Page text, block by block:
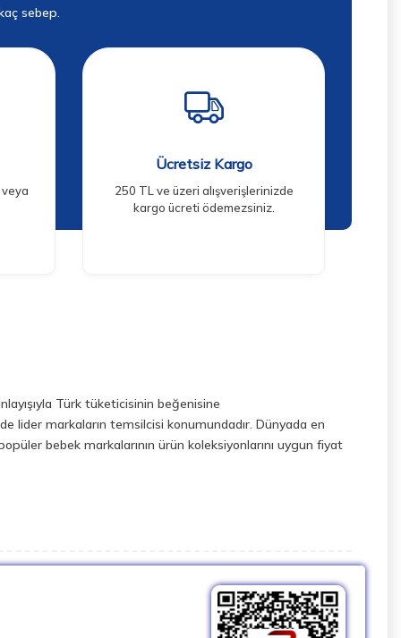
sebep.
Ücretsiz Kargo
250 TL ve üzeri alışverişlerinizde
kargo ücreti ödemezsiniz.
Türk tüketicisinin beğenisine
lider markaların temsilcisi konumundadır. Dünyada en
bebek markalarının ürün koleksiyonlarını uygun fiyat